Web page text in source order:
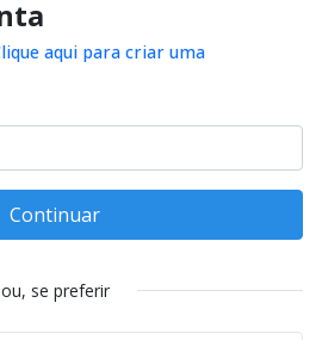
aqui para criar uma
Continuar
ou, se preferir